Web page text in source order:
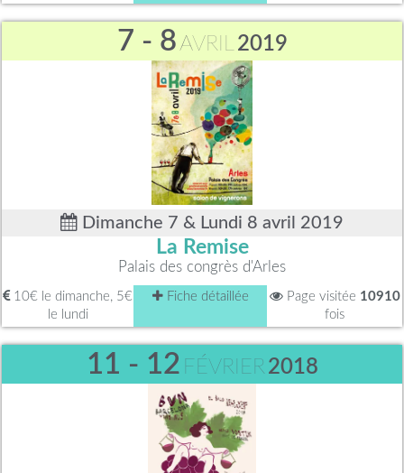
7 - 8AVRIL2019
Dimanche 7 & Lundi 8 avril 2019
La Remise
Palais des congrès d'Arles
10€ le dimanche, 5€
le lundi
Fiche détaillée Page visitée 10910
fois
11 - 12 FÉVRIER2018